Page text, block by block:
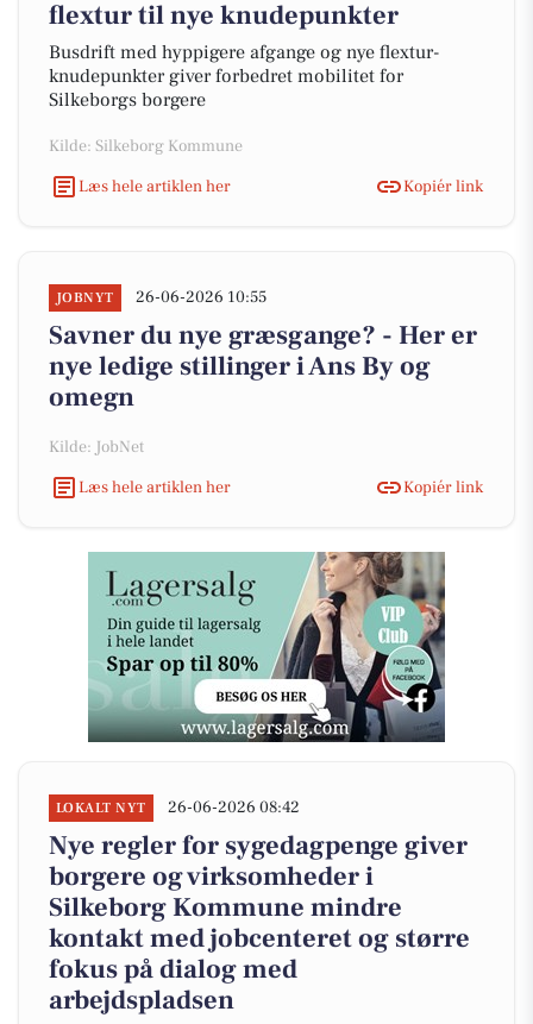
flextur til nye knudepunkter
Busdrift med hyppigere afgange og nye flextur-
knudepunkter giver forbedret mobilitet for
Silkeborgs borgere
Kilde: Silkeborg Kommune
Læs hele artiklen her
Kopiér link
JOBNYT 26-06-2026 10:55
Savner du nye græsgange? - Her er
nye ledige stillinger i Ans By og
omegn
Kilde: JobNet
Læs hele artiklen her
Kopiér link
LOKALT NYT 26-06-2026 08:42
Nye regler for sygedagpenge giver
borgere og virksomheder i
Silkeborg Kommune mindre
kontakt med jobcenteret og større
fokus på dialog med
arbejdspladsen